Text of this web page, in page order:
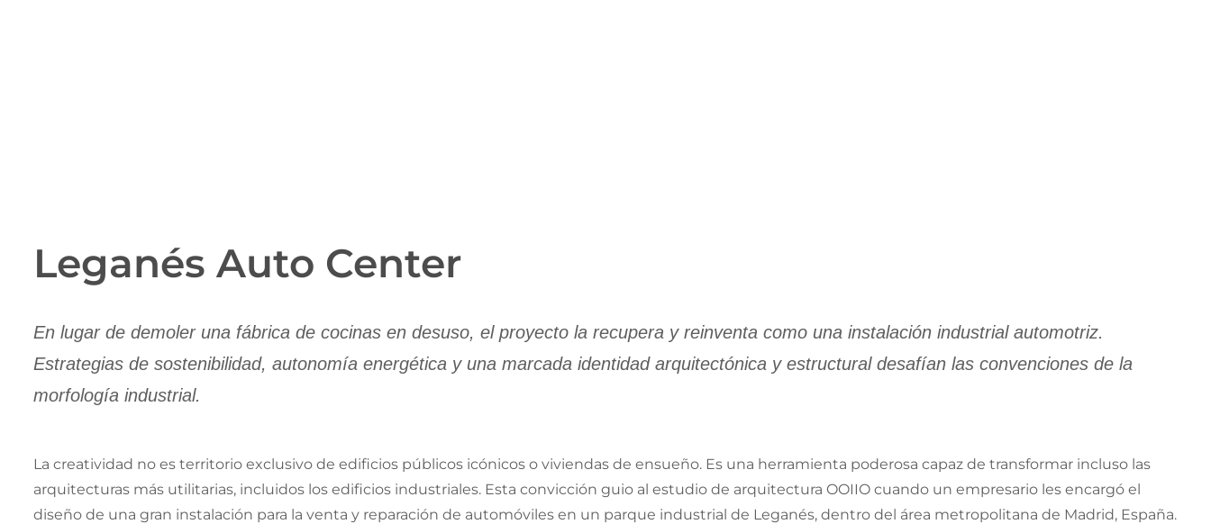
Leganés Auto Center
En lugar de demoler una fábrica de cocinas en desuso, el proyecto la recupera y reinventa como una instalación industrial automotriz.
Estrategias de sostenibilidad, autonomía energética y una marcada identidad arquitectónica y estructural desafían las convenciones de la
morfología industrial.
La creatividad no es territorio exclusivo de edificios públicos icónicos o viviendas de ensueño. Es una herramienta poderosa capaz de transformar incluso las
arquitecturas más utilitarias, incluidos los edificios industriales. Esta convicción guio al estudio de arquitectura OOIIO cuando un empresario les encargó el
diseño de una gran instalación para la venta y reparación de automóviles en un parque industrial de Leganés, dentro del área metropolitana de Madrid, España.